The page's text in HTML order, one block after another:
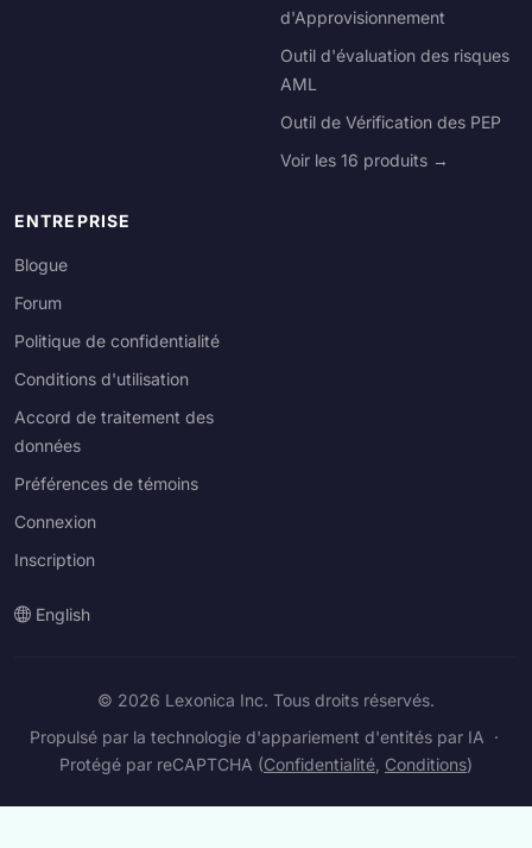
d'Approvisionnement
Outil d'évaluation des risques
AML
Outil de Vérification des PEP
Voir les 16 produits →
ENTREPRISE
Blogue
Forum
Politique de confidentialité
Conditions d'utilisation
Accord de traitement des
données
Préférences de témoins
Connexion
Inscription
English
© 2026 Lexonica Inc. Tous droits réservés.
Propulsé par la technologie d'appariement d'entités par IA ·
Protégé par reCAPTCHA (Confidentialité Conditions)